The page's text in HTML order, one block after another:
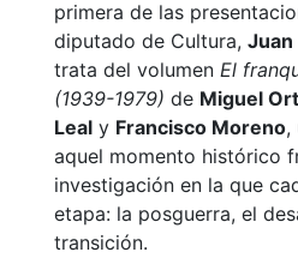
primera de las
diputado de Cultura, Juan
trata del volumen El
(1939-1979) de Miguel
Leal y Francisco Moreno,
aquel momento histórico
investigación en la que
etapa: la posguerra, el
transición.